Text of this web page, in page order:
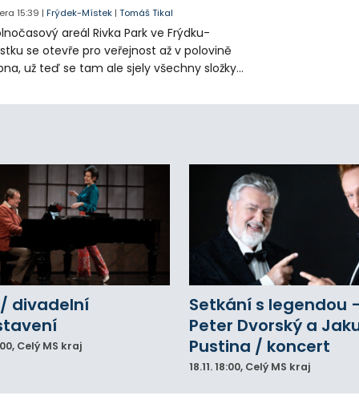
15:39 |Frýdek-Místek |Tomáš Tikal
areál Rivka Park ve Frýdku-
se otevře pro veřejnost až v polovině
už teď se tam ale sjely všechny složky
opilého muže pod vlivem drog do
divadelní
, Celý MS kraj
Setkání s legendou
Peter Dvorský a
Pustina / koncert
18.11.18:00, Celý MS kraj